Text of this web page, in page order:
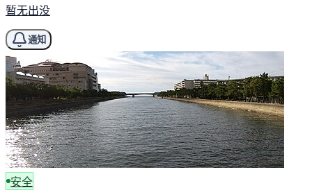
暂无出没
通知
安全